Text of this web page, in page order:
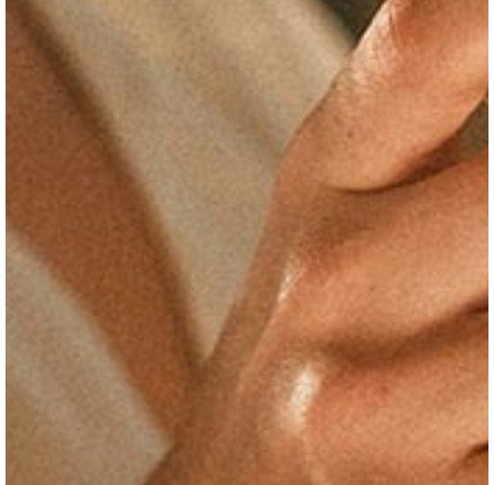
serait cachée dans ses tableaux…
En savoir plus